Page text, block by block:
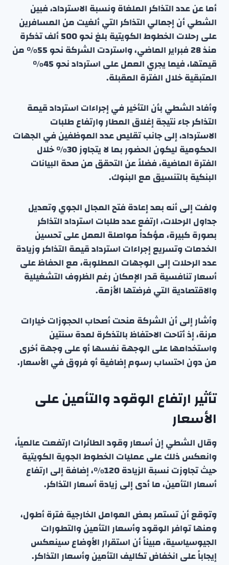
أما عن عدد التذاكر الملغاة ونسبة الاسترداد، فبين
الشطي أن إجمالي التذاكر التي ألغيت من المسافرين
على رحلات الخطوط الكويتية بلغ نحو 500 ألف تذكرة
منذ 28 فبراير الماضي، واستردت الشركة نحو 55% من
قيمتها، فيما يجري العمل على استرداد نحو 45%
المتبقية خلال الفترة المقبلة.
وأفاد الشطي بأن التأخير في إجراءات استرداد قيمة
التذاكر جاء نتيجة إغلاق المطار وارتفاع طلبات
الاسترداد، إلى جانب تقليص عدد الموظفين في الجهات
الحكومية ليكون الحضور بما لا يتجاوز 30% خلال
الفترة الماضية، فضلاً عن التحقق من صحة البيانات
البنكية بالتنسيق مع البنوك.
ولفت إلى أنه بعد إعادة فتح المجال الجوي وتعديل
جداول الرحلات، ارتفع عدد طلبات استرداد التذاكر
بصورة كبيرة، مؤكداً مواصلة العمل على تحسين
الخدمات وتسريع إجراءات استرداد قيمة التذاكر وزيادة
عدد الرحلات إلى الوجهات المطلوبة، مع الحفاظ على
أسعار تنافسية قدر الإمكان رغم الظروف التشغيلية
والاقتصادية التي فرضتها الأزمة.
وأشار إلى أن الشركة منحت أصحاب الحجوزات خيارات
مرنة، إذ أتاحت الاحتفاظ بالتذكرة لمدة سنتين
واستخدامها على الوجهة نفسها أو على وجهة أخرى
من دون احتساب رسوم إضافية أو فروق في الأسعار.
تأثير ارتفاع الوقود والتأمين على
الأسعار
وقال الشطي إن أسعار وقود الطائرات ارتفعت عالمياً،
وانعكس ذلك على عمليات الخطوط الجوية الكويتية
حيث تجاوزت نسبة الزيادة 120%، إضافة إلى ارتفاع
أسعار التأمين، ما أدى إلى زيادة أسعار التذاكر.
وتوقع أن تستمر بعض العوامل الخارجية فترة أطول،
ومنها توافر الوقود وأسعار التأمين والتطورات
الجيوسياسية، مبيناً أن استقرار الأوضاع سينعكس
إيجاباً على انخفاض تكاليف التأمين وأسعار التذاكر.